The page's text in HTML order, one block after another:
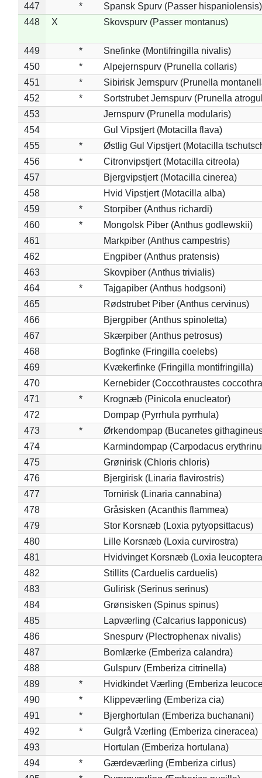
447
*
Spansk Spurv (Passer hispaniolensis)
448
X Skovspurv (Passer montanus)
449 *
Snefinke (Montifringilla nivalis)
450
*
Alpejernspurv (Prunella collaris)
451
*
Sibirisk Jernspurv (Prunella
452
*
Sortstrubet Jernspurv (Prunella
453
Jernspurv (Prunella modularis)
454
Gul Vipstjert (Motacilla flava)
455
*
Østlig Gul Vipstjert (Motacilla
456
*
Citronvipstjert (Motacilla citreola)
457
Bjergvipstjert (Motacilla cinerea)
458
Hvid Vipstjert (Motacilla alba)
459
*
Storpiber (Anthus richardi)
460
*
Mongolsk Piber (Anthus godlewskii)
461
Markpiber (Anthus campestris)
462
Engpiber (Anthus pratensis)
463
Skovpiber (Anthus trivialis)
464
*
Tajgapiber (Anthus hodgsoni)
465
Rødstrubet Piber (Anthus cervinus)
466
Bjergpiber (Anthus spinoletta)
467
Skærpiber (Anthus petrosus)
468
Bogfinke (Fringilla coelebs)
469
Kvækerfinke (Fringilla montifringilla)
470
Kernebider (Coccothraustes
471
*
Krognæb (Pinicola enucleator)
472
Dompap (Pyrrhula pyrrhula)
473
*
Ørkendompap (Bucanetes
474
Karmindompap (Carpodacus
475
Grønirisk (Chloris chloris)
476
Bjergirisk (Linaria flavirostris)
477
Tornirisk (Linaria cannabina)
478
Gråsisken (Acanthis flammea)
479
Stor Korsnæb (Loxia pytyopsittacus)
480
Lille Korsnæb (Loxia curvirostra)
481
Hvidvinget Korsnæb (Loxia
482
Stillits (Carduelis carduelis)
483
Gulirisk (Serinus serinus)
484
Grønsisken (Spinus spinus)
485
Lapværling (Calcarius lapponicus)
486
Snespurv (Plectrophenax nivalis)
487
Bomlærke (Emberiza calandra)
488
Gulspurv (Emberiza citrinella)
489
*
Hvidkindet Værling (Emberiza
490
*
Klippeværling (Emberiza cia)
491
*
Bjerghortulan (Emberiza buchanani)
492
*
Gulgrå Værling (Emberiza cineracea)
493
Hortulan (Emberiza hortulana)
494
*
Gærdeværling (Emberiza cirlus)